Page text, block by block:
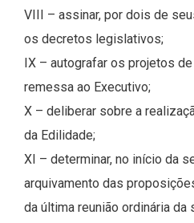
VIII – assinar, por dois de
os decretos legislativos;
IX – autografar os projetos
remessa ao Executivo;
X – deliberar sobre a
da Edilidade;
XI – determinar, no início da
arquivamento das
da última reunião ordinária